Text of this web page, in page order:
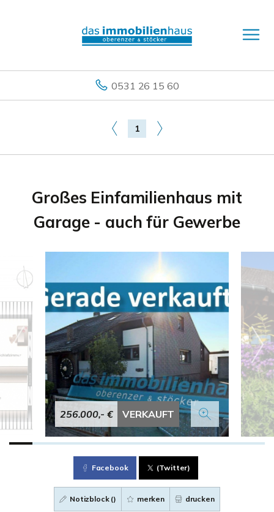
0531 26 15 60
1
Großes Einfamilienhaus mit
Garage - auch für Gewerbe
256.000,- € VERKAUFT
Facebook (Twitter)
Notizblock () merken drucken